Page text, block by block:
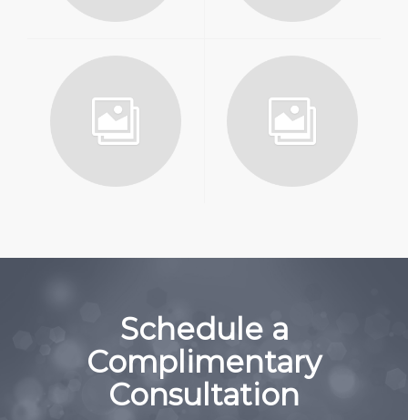
Schedule a
Complimentary
Consultation